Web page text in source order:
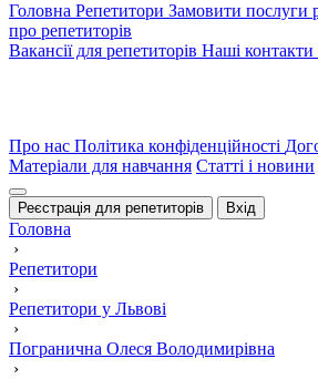
Головна Репетитори Замовити послуги
про репетиторів
Вакансії для репетиторів Наші контакти
Про нас Політика конфіденційності
Матеріали для навчання Статті і новини
Реєстрація для репетиторів Вхід
Головна
›
Репетитори
›
Репетитори у Львові
›
Погранична Олеся Володимирівна
›